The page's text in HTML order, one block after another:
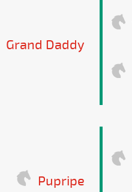
Grand Daddy
Pupripe